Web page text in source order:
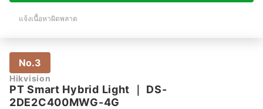
แจ้งเนื้อหาผิดพลาด
No.3
Hikvision
PT Smart Hybrid Light ｜ DS-
2DE2C400MWG-4G